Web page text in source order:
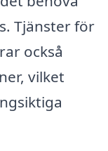
Tjänster för
också
vilket